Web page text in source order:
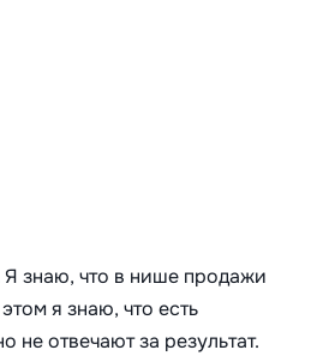
Я знаю, что в нише продажи
я знаю, что есть
отвечают за результат.